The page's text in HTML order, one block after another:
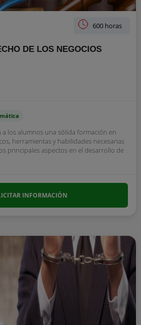
600 horas
DE LOS NEGOCIOS
los alumnos una sólida formación en
herramientas y habilidades necesarias
principales aspectos en el desarrollo de
INFORMACIÓN